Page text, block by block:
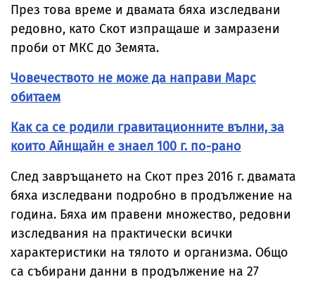
През това време и двамата бяха изследвани
редовно, като Скот изпращаше и замразени
проби от МКС до Земята.
Човечеството не може да направи Марс
обитаем
Как са се родили гравитационните вълни, за
които Айнщайн е знаел 100 г. по-рано
След завръщането на Скот през 2016 г. двамата
бяха изследвани подробно в продължение на
година. Бяха им правени множество, редовни
изследвания на практически всички
характеристики на тялото и организма. Общо
са събирани данни в продължение на 27